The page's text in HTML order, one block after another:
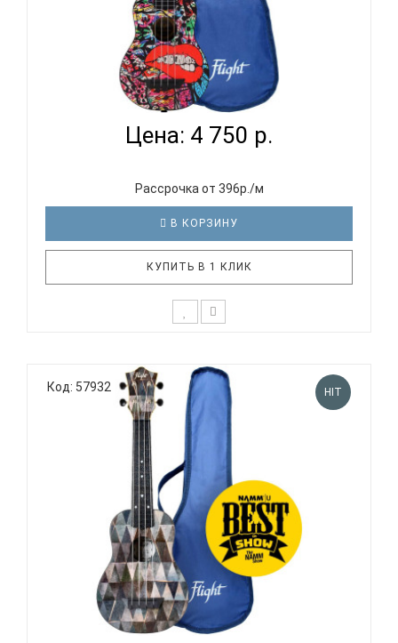
FLIGHT TUS PAPIN OLIMPOS / ПАПИН ОЛИМПОС -
УКУЛЕЛЕ...
Цена: 4 750 р.
Рассрочка от 396р./м
В КОРЗИНУ
КУПИТЬ В 1 КЛИК
продолжает взаимодействовать с самыми яркими
и талантливыми представителями российской
молодёжной сцены. Встречайте новый коллаб:
Flight x Папин Олимпос. Волгоградская группа,
покорившая своей музыкой сер..
Код: 57932 HIT
FLIGHT TUS-40 ARCANA - УКУЛЕЛЕ СОПРАНО...